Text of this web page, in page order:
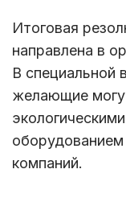
Итоговая
направлена в
В специальной
желающие
компаний.